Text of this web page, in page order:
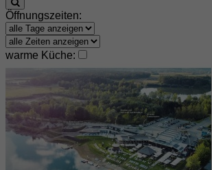
Öffnungszeiten:
warme Küche: